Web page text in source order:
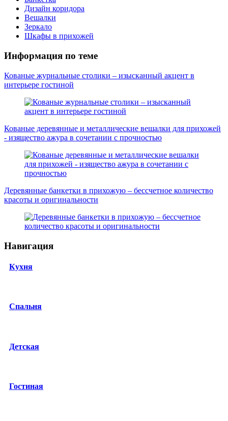
Дизайн коридора
Вешалки
Зеркало
Шкафы в прихожей
Информация по теме
Кованые журнальные столики – изысканный акцент в
интерьере гостиной
Кованые деревянные и металлические вешалки для прихожей
- изящество ажура в сочетании с прочностью
Деревянные банкетки в прихожую – бессчетное количество
красоты и оригинальности
Навигация
Кухня
Спальня
Детская
Гостиная